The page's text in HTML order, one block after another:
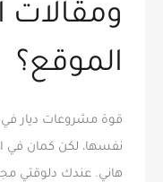
ومقالات
الموقع؟
قوة مشروعات ديار
نفسها، لكن كمان في
هاني. عندك دلوقتي